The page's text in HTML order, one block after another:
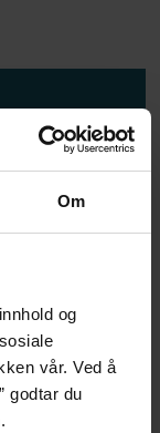
Om
og
vår. Ved å
godtar du
for
og
Det er